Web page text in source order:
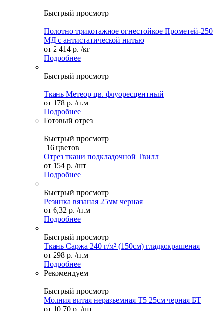
Быстрый просмотр
Полотно трикотажное огнестойкое Прометей-250
МД с антистатической нитью
от 2 414 р. /кг
Подробнее
Быстрый просмотр
Ткань Метеор цв. флуоресцентный
от 178 р. /п.м
Подробнее
Готовый отрез
Быстрый просмотр
16 цветов
Отрез ткани подкладочной Твилл
от 154 р. /шт
Подробнее
Быстрый просмотр
Резинка вязаная 25мм черная
от 6,32 р. /п.м
Подробнее
Быстрый просмотр
Ткань Саржа 240 г/м² (150см) гладкокрашеная
от 298 р. /п.м
Подробнее
Рекомендуем
Быстрый просмотр
Молния витая неразъемная Т5 25см черная БТ
от 10,70 р. /шт